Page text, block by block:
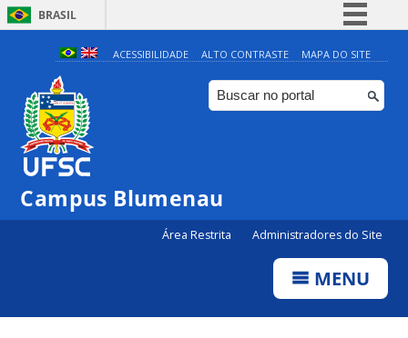
BRASIL
Simplifique!
Comunica BR
Participe
ACESSIBILIDADE ALTO CONTRASTE MAPA DO SITE
Campus Blumenau
Área Restrita Administradores do Site
MENU